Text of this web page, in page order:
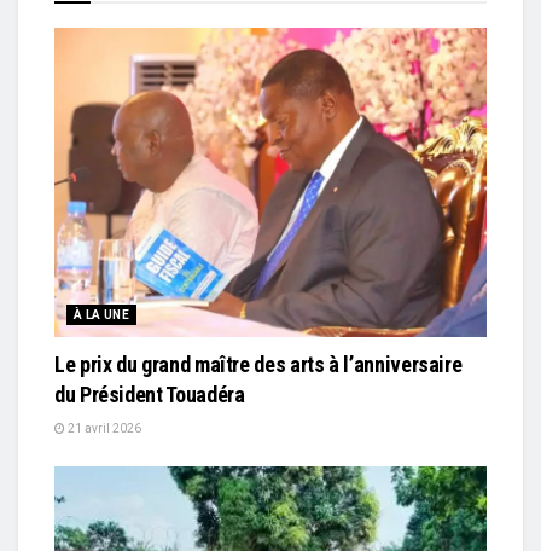
À LA UNE
Le prix du grand maître des arts à l’anniversaire
du Président Touadéra
21 avril 2026